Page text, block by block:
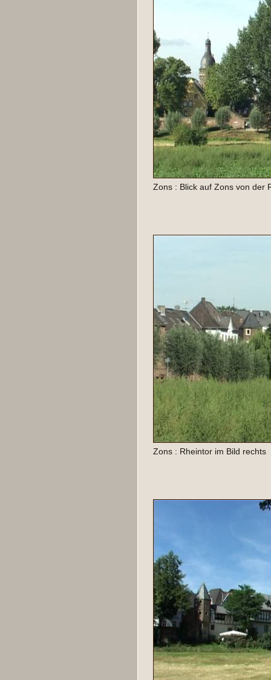
Zons : Blick auf Zons von der
Zons : Rheintor im Bild rechts